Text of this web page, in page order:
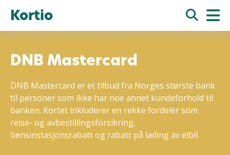
Kortio
DNB Mastercard
DNB Mastercard er et tilbud fra Norges største bank
til personer som ikke har noe annet kundeforhold til
banken. Kortet inkluderer en rekke fordeler som
reise- og avbestillingsforsikring,
bensinstasjonsrabatt og rabatt på lading av elbil.